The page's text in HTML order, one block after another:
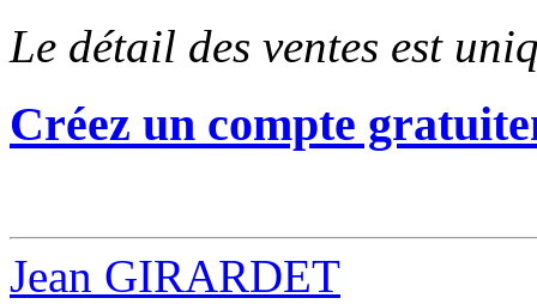
Le détail des ventes est
Créez un compte
Jean GIRARDET